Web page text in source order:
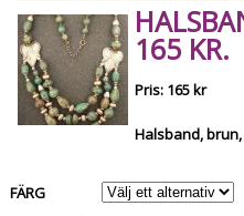
165 KR.
Pris: 165 kr
Halsband,
FÄRG